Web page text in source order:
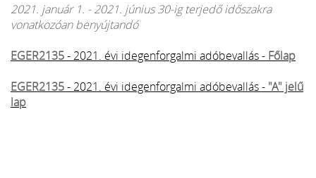
2021. január 1. - 2021. június 30-ig terjedő időszakra
vonatkozóan benyújtandó
EGER2135- 2021. évi idegenforgalmi adóbevallás - Főlap
EGER2135- 2021. évi idegenforgalmi adóbevallás - "A" jelű
lap